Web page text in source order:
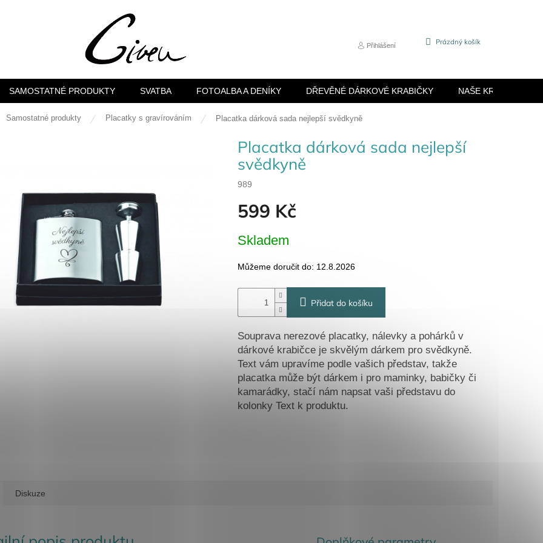
Přihlášení
NÁKUPNÍ
Prázdný košík
SAMOSTATNÉ PRODUKTY SVATBA FOTOALBA A DENÍKY DŘEVĚNÉ DÁRKOVÉ KRABIČKY NAŠE KRABIČKY
Samostatné produkty Placatky s gravírováním Placatka dárková sada nejlepší svědkyně
Placatka dárková sada nejlepší
svědkyně
989
599 Kč
cena:
Skladem
Můžeme doručit do: 12.8.2026
Přidat do košíku
Souprava nerezové placatky, nálevky a pohárků v
dárkové krabičce je skvělým dárkem pro svědkyně.
Text vám upravíme podle vašich představ, takže
placatka může být dárkem i pro maminky, babičky či
kamarádky, stačí nám napsat vaši představu do
kolonky Text k produktu.
Diskuze